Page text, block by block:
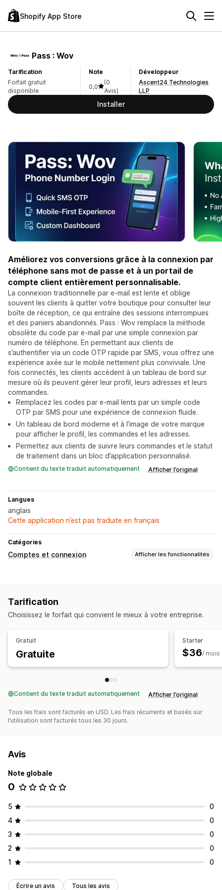
Shopify App Store
Pass : Wov
Tarification
Forfait gratuit
disponible
Note
0,0
(0
Avis)
Développeur
Ascent24 Technologies
LLP
Installer
Améliorez vos conversions grâce à la connexion par
téléphone sans mot de passe et à un portail de
compte client entièrement personnalisable.
La connexion traditionnelle par e-mail est lente et oblige
souvent les clients à quitter votre boutique pour consulter leur
boîte de réception, ce qui entraîne des sessions interrompues
et des paniers abandonnés. Pass : Wov remplace la méthode
obsolète du code par e-mail par une simple connexion par
numéro de téléphone. En permettant aux clients de
s’authentifier via un code OTP rapide par SMS, vous offrez une
expérience axée sur le mobile nettement plus conviviale. Une
fois connectés, les clients accèdent à un tableau de bord sur
mesure où ils peuvent gérer leur profil, leurs adresses et leurs
commandes.
Remplacez les codes par e-mail lents par un simple code
OTP par SMS pour une expérience de connexion fluide.
Un tableau de bord moderne et à l’image de votre marque
pour afficher le profil, les commandes et les adresses.
Permettez aux clients de suivre leurs commandes et le statut
de traitement dans un bloc d’application personnalisé.
Contient du texte traduit automatiquement Afficher l’original
Langues
anglais
Cette application n’est pas traduite en français
Catégories
Comptes et connexion Afficher les fonctionnalités
Contrôle d’accès
Restreindre l’accès Masquer le contenu
Tarification
Choisissez le forfait qui convient le mieux à votre entreprise.
Gratuit
Gratuite
Starter
$36/ mois
Contient du texte traduit automatiquement Afficher l’original
Tous les frais sont facturés en USD. Les frais récurrents et basés sur
l’utilisation sont facturés tous les 30 jours.
Avis
Note globale
0
5
0
4
0
3
0
2
0
1
0
Écrire un avis Tous les avis